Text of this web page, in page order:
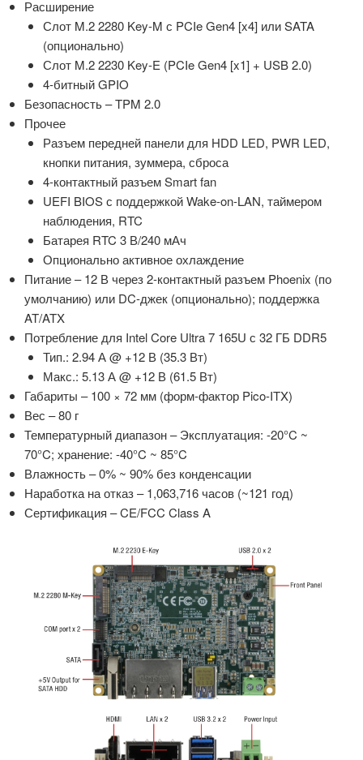
Расширение
Слот M.2 2280 Key-M с PCIe Gen4 [x4] или SATA
(опционально)
Слот M.2 2230 Key-E (PCIe Gen4 [x1] + USB 2.0)
4-битный GPIO
Безопасность – TPM 2.0
Прочее
Разъем передней панели для HDD LED, PWR LED,
кнопки питания, зуммера, сброса
4-контактный разъем Smart fan
UEFI BIOS с поддержкой Wake-on-LAN, таймером
наблюдения, RTC
Батарея RTC 3 В/240 мАч
Опционально активное охлаждение
Питание – 12 В через 2-контактный разъем Phoenix (по
умолчанию) или DC-джек (опционально); поддержка
AT/ATX
Потребление для Intel Core Ultra 7 165U с 32 ГБ DDR5
Тип.: 2.94 А @ +12 В (35.3 Вт)
Макс.: 5.13 А @ +12 В (61.5 Вт)
Габариты – 100 × 72 мм (форм-фактор Pico-ITX)
Вес – 80 г
Температурный диапазон – Эксплуатация: -20°C ~
70°C; хранение: -40°C ~ 85°C
Влажность – 0% ~ 90% без конденсации
Наработка на отказ – 1,063,716 часов (~121 год)
Сертификация – CE/FCC Class A